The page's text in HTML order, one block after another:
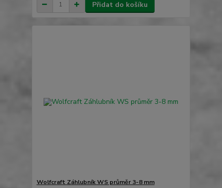
Přidat do košíku
Wolfcraft Záhlubník WS průměr 3-8 mm